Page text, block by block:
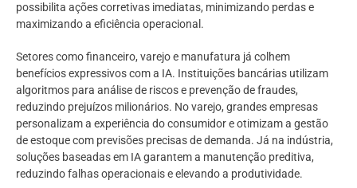
possibilita ações corretivas imediatas, minimizando perdas e
maximizando a eficiência operacional.
Setores como financeiro, varejo e manufatura já colhem
benefícios expressivos com a IA. Instituições bancárias utilizam
algoritmos para análise de riscos e prevenção de fraudes,
reduzindo prejuízos milionários. No varejo, grandes empresas
personalizam a experiência do consumidor e otimizam a gestão
de estoque com previsões precisas de demanda. Já na indústria,
soluções baseadas em IA garantem a manutenção preditiva,
reduzindo falhas operacionais e elevando a produtividade.